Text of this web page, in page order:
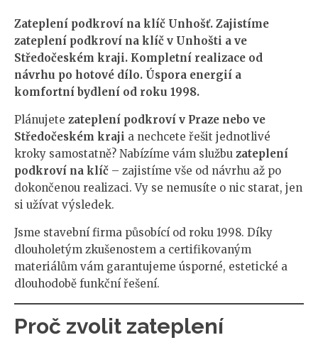
Zateplení podkroví na klíč Unhošť. Zajistíme
zateplení podkroví na klíč v Unhošti a ve
Středočeském kraji. Kompletní realizace od
návrhu po hotové dílo. Úspora energií a
komfortní bydlení od roku 1998.
Plánujete zateplení podkroví v Praze nebo ve
Středočeském kraji a nechcete řešit jednotlivé
kroky samostatně? Nabízíme vám službu zateplení
podkroví na klíč – zajistíme vše od návrhu až po
dokončenou realizaci. Vy se nemusíte o nic starat, jen
si užívat výsledek.
Jsme stavební firma působící od roku 1998. Díky
dlouholetým zkušenostem a certifikovaným
materiálům vám garantujeme úsporné, estetické a
dlouhodobě funkční řešení.
Proč zvolit zateplení